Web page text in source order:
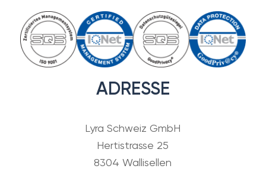
ADRESSE
Lyra Schweiz GmbH
Hertistrasse 25
8304 Wallisellen